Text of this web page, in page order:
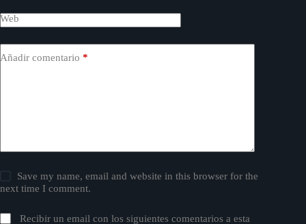
Web
Añadir comentario *
Save my name, email and website in this browser for the
next time I comment.
Recibir un email con los siguientes comentarios a esta